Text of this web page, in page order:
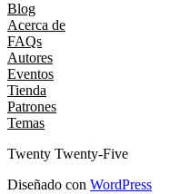
Blog
Acerca de
FAQs
Autores
Eventos
Tienda
Patrones
Temas
Twenty Twenty-Five
Diseñado con WordPress